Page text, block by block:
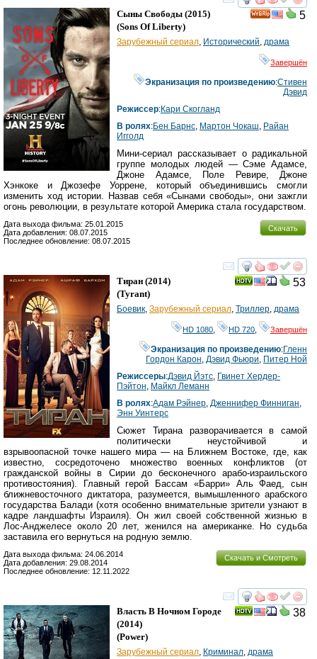
смотреть
5
Сыны Свободы (2015)
(Sons Of Liberty)
Зарубежный сериал, Исторический, драма
Завершён
Экранизация по произведению:Стивен
Дэвид
Режиссер:Кари Скогланд
В ролях:Бен Барнс, Мартон Чокаш, Райан
Игголд
Мини-сериал рассказывает о радикальной
группе молодых людей — Сэме Адамсе,
Джоне Адамсе, Поле Ревире, Джоне
Хэнкоке и Джозефе Уоррене, который объединившись смогли
изменить ход истории. Назвав себя «Сынами свободы», они зажгли
огонь революции, в результате которой Америка стала государством.
Скачать
Дата выхода фильма: 25.01.2015
Дата добавления: 08.07.2015
Последнее обновление: 08.07.2015
смотреть
53
Тиран (2014)
(Tyrant)
Боевик, Зарубежный сериал, Триллер, драма
HD 1080 HD 720 Завершён
Экранизация по произведению:Гленн
Гордон Карон,Дэвид Фьюри, Питер Ной
Режиссеры:Дэвид Йэтс, Гвинет Хердер-
Пэйтон, Майкл Леманн
В ролях:Адам Рэйнер, Дженнифер Финниган,
Энн Уинтерс
Сюжет Тирана разворачивается в самой
политически неустойчивой и
взрывоопасной точке нашего мира — на Ближнем Востоке, где, как
известно, сосредоточено множество военных конфликтов (от
гражданской войны в Сирии до бесконечного арабо-израильского
противостояния). Главный герой Бассам «Барри» Аль Фаед, сын
ближневосточного диктатора, разумеется, вымышленного арабского
государства Балади (хотя особенно внимательные зрители узнают в
кадре ландшафты Израиля). Он жил своей собственной жизнью в
Лос-Анджелесе около 20 лет, женился на американке. Но судьба
заставила его вернуться на родную землю.
Скачать и Смотреть
Дата выхода фильма: 24.06.2014
Дата добавления: 29.08.2014
Последнее обновление: 12.11.2022
смотреть
38
Власть В Ночном Городе
(2014)
(Power)
Зарубежный сериал, Криминал, драма